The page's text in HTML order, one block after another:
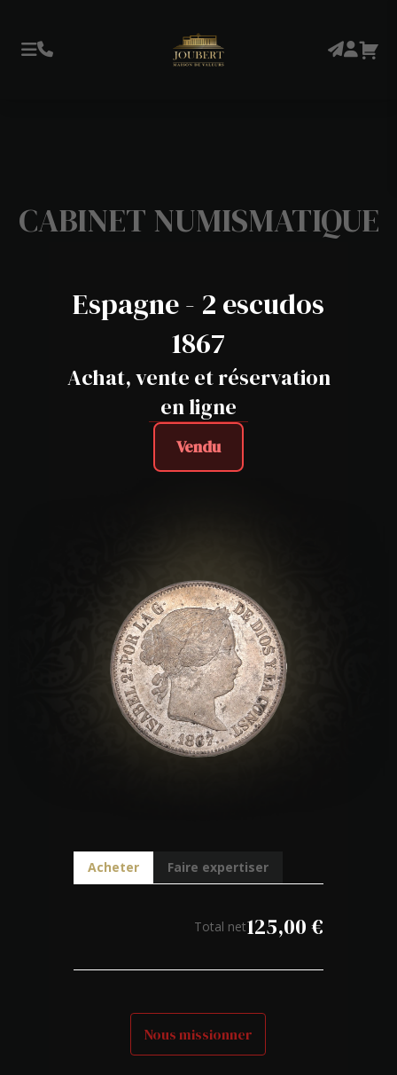
CABINET NUMISMATIQUE
Espagne - 2 escudos
1867
Achat, vente et réservation
en ligne
Vendu
Acheter Faire expertiser
Total net125,00€
Nous missionner